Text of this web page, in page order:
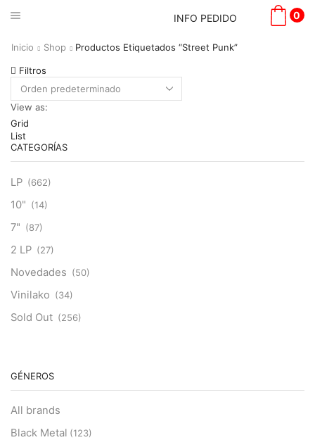
INFO PEDIDO 0
Inicio Shop Productos Etiquetados “Street Punk”
Filtros
View as:
Grid
List
CATEGORÍAS
LP (662)
10" (14)
7" (87)
2 LP (27)
Novedades (50)
Vinilako (34)
Sold Out (256)
GÉNEROS
All brands
Black Metal (123)